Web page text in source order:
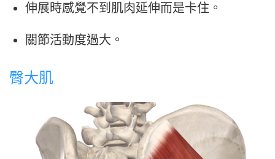
伸展時感覺不到肌肉延伸而是卡住。
關節活動度過大。
臀大肌